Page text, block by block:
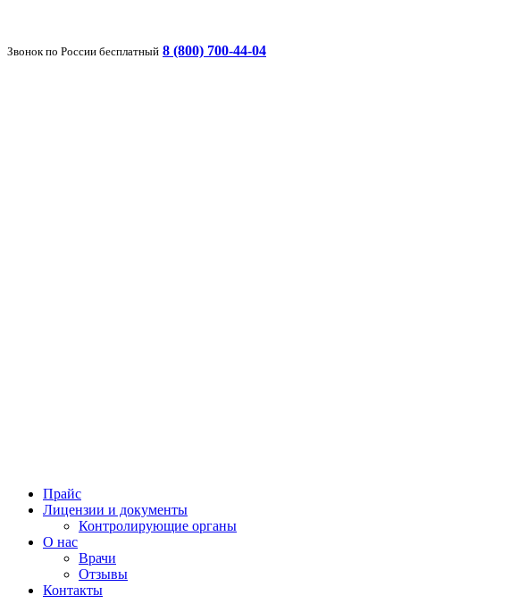
Звонок по России бесплатный 8 (800) 700-44-04
Прайс
Лицензии и документы
Контролирующие органы
О нас
Врачи
Отзывы
Контакты